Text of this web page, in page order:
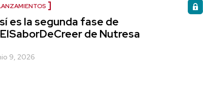
es la segunda fase de
de Nutresa
9, 2026